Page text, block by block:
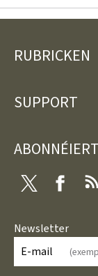
Fousszeil
RUBRICKEN
SUPPORT
Twitter
Newsletter
E-mail